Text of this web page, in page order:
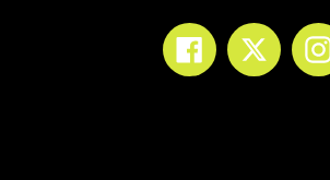
FacebookTwitter